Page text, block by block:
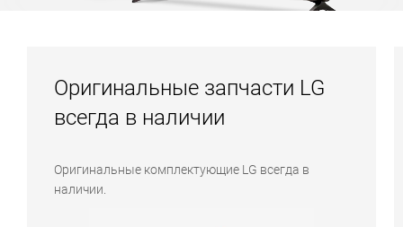
Оригинальные запчасти LG
всегда в наличии
Оригинальные комплектующие LG всегда в
наличии.